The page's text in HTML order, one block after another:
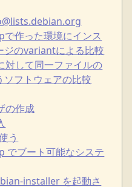
作った環境にインス
ジのvariantによる比較
して同一ファイルの
フトウェアの比較
の作成
う
ブート可能なシステ
installer を起動さ